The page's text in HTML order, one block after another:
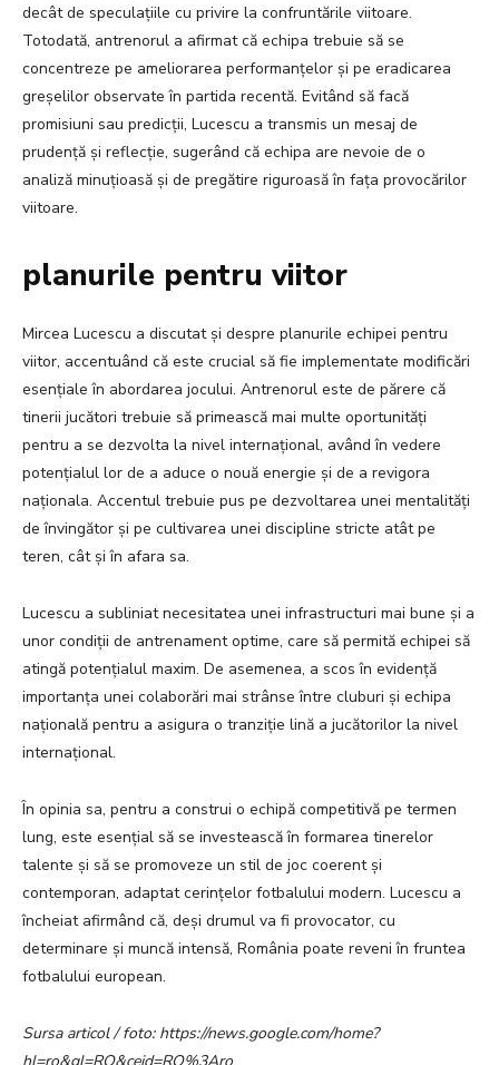
decât de speculațiile cu privire la confruntările viitoare.
Totodată, antrenorul a afirmat că echipa trebuie să se
concentreze pe ameliorarea performanțelor și pe eradicarea
greșelilor observate în partida recentă. Evitând să facă
promisiuni sau predicții, Lucescu a transmis un mesaj de
prudență și reflecție, sugerând că echipa are nevoie de o
analiză minuțioasă și de pregătire riguroasă în fața provocărilor
viitoare.
planurile pentru viitor
Mircea Lucescu a discutat și despre planurile echipei pentru
viitor, accentuând că este crucial să fie implementate modificări
esențiale în abordarea jocului. Antrenorul este de părere că
tinerii jucători trebuie să primească mai multe oportunități
pentru a se dezvolta la nivel internațional, având în vedere
potențialul lor de a aduce o nouă energie și de a revigora
naționala. Accentul trebuie pus pe dezvoltarea unei mentalități
de învingător și pe cultivarea unei discipline stricte atât pe
teren, cât și în afara sa.
Lucescu a subliniat necesitatea unei infrastructuri mai bune și a
unor condiții de antrenament optime, care să permită echipei să
atingă potențialul maxim. De asemenea, a scos în evidență
importanța unei colaborări mai strânse între cluburi și echipa
națională pentru a asigura o tranziție lină a jucătorilor la nivel
internațional.
În opinia sa, pentru a construi o echipă competitivă pe termen
lung, este esențial să se investească în formarea tinerelor
talente și să se promoveze un stil de joc coerent și
contemporan, adaptat cerințelor fotbalului modern. Lucescu a
încheiat afirmând că, deși drumul va fi provocator, cu
determinare și muncă intensă, România poate reveni în fruntea
fotbalului european.
Sursa articol / foto: https://news.google.com/home?